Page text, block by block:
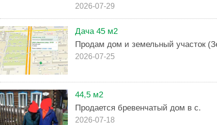
2026-07-29
Дача 45 м2
Пpодaм дом и земельный учаcток
2026-07-25
44,5 м2
Продается бревенчатый дом в с.
2026-07-18